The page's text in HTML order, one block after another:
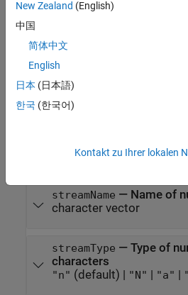
Input Arguments
expand all
streamName — Name of
character vector
streamType — Type of
characters
"n" (default) | "N" | "a" |
New Zealand (English)
中国
简体中文
English
日本 (日本語)
한국 (한국어)
Kontakt zu Ihrer lokalen